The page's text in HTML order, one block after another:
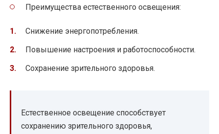
Преимущества естественного освещения:
Снижение энергопотребления.
Повышение настроения и работоспособности.
Сохранение зрительного здоровья.
Естественное освещение способствует
сохранению зрительного здоровья,